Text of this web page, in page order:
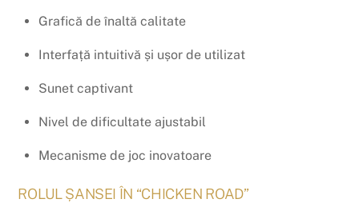
Grafică de înaltă calitate
Interfață intuitivă și ușor de utilizat
Sunet captivant
Nivel de dificultate ajustabil
Mecanisme de joc inovatoare
ROLUL ȘANSEI ÎN “CHICKEN ROAD”